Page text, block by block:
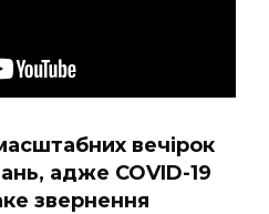
вечірок
адже COVID-19
звернення